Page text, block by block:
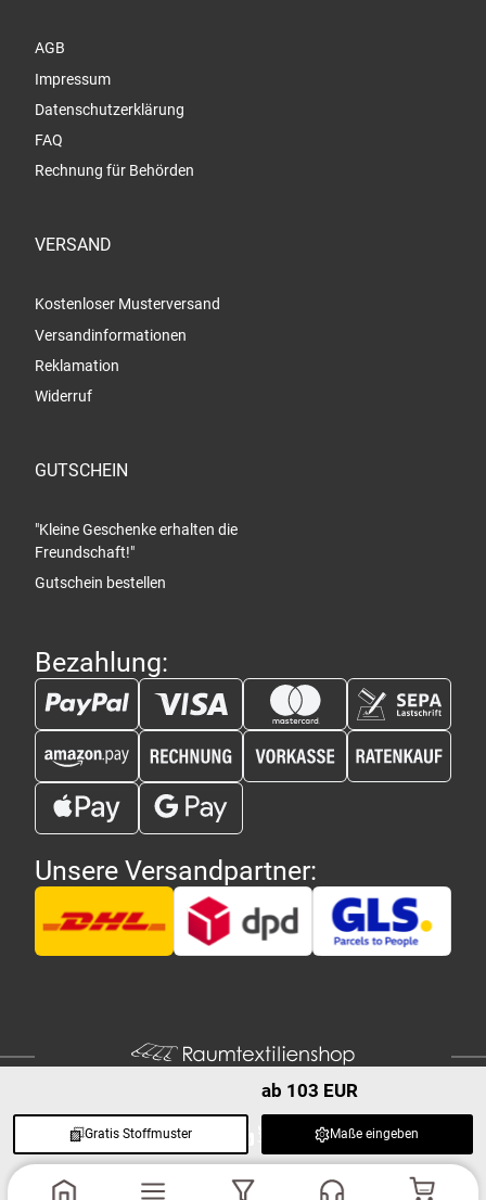
ab 103 EUR
Maße eingeben
Gratis Stoffmuster
AGB
Impressum
Datenschutzerklärung
FAQ
Rechnung für Behörden
VERSAND
Kostenloser Musterversand
Versandinformationen
Reklamation
Widerruf
GUTSCHEIN
"Kleine Geschenke erhalten die
Freundschaft!"
Gutschein bestellen
Bezahlung:
Unsere Versandpartner: